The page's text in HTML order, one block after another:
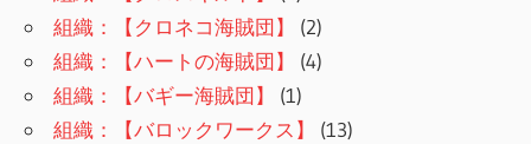
組織：【クロネコ海賊団】
(2)
組織：【ハートの海賊団】
(4)
組織：【バギー海賊団】
(1)
組織：【バロックワークス】
(13)